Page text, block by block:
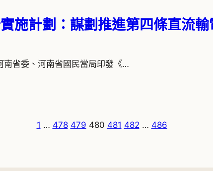
施計劃：謀劃推進第四條直流輸
省委、河南省國民當局印發《…
1 … 478 479 480 481 482 … 486